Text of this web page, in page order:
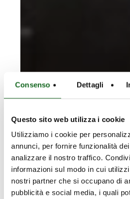
Consenso Dettagli
Questo sito web utilizza i cookie
Utilizziamo i cookie per
annunci, per fornire funzionalità
analizzare il nostro traffico.
informazioni sul modo in cui
nostri partner che si occupano di
pubblicità e social media, i quali